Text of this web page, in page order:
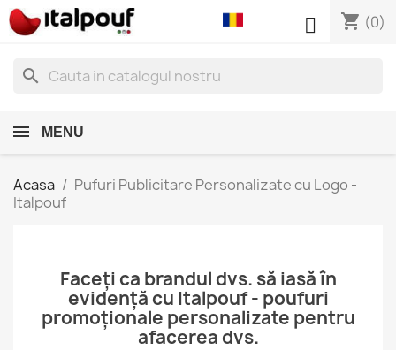
shopping_cart (0)

search
MENU
Acasa
Pufuri Publicitare Personalizate cu Logo -
Italpouf
Faceți ca brandul dvs. să iasă în
evidență cu Italpouf - poufuri
promoționale personalizate pentru
afacerea dvs.